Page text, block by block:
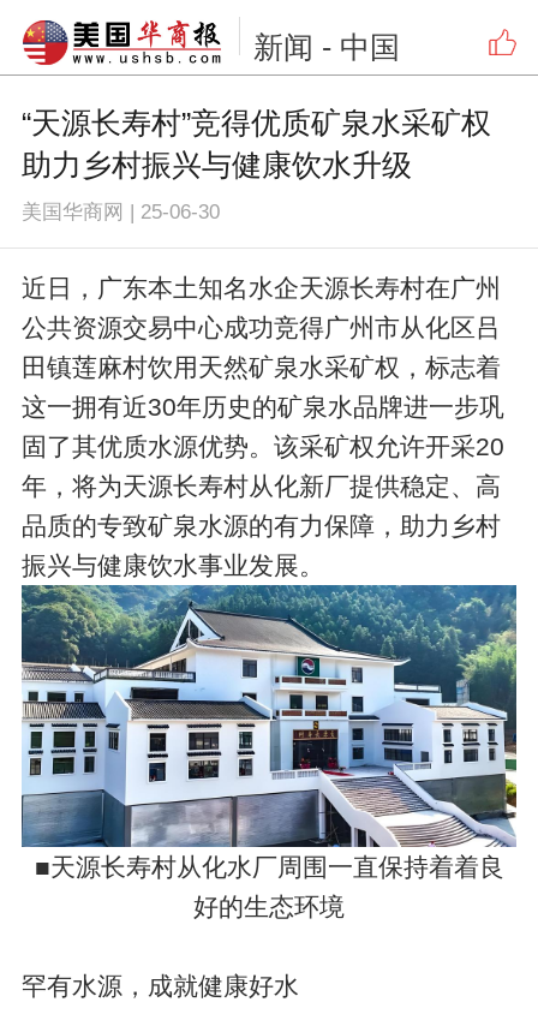
新闻 - 中国
“天源长寿村”竞得优质矿泉水采矿权
助力乡村振兴与健康饮水升级
美国华商网 | 25-06-30
近日，广东本土知名水企天源长寿村在广州
公共资源交易中心成功竞得广州市从化区吕
田镇莲麻村饮用天然矿泉水采矿权，标志着
这一拥有近30年历史的矿泉水品牌进一步巩
固了其优质水源优势。该采矿权允许开采20
年，将为天源长寿村从化新厂提供稳定、高
品质的专致矿泉水源的有力保障，助力乡村
振兴与健康饮水事业发展。
■天源长寿村从化水厂周围一直保持着着良
好的生态环境
罕有水源，成就健康好水